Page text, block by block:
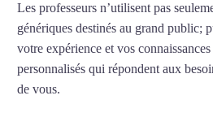
Les professeurs n’utilisent pas
génériques destinés au grand public;
votre expérience et vos
personnalisés qui répondent aux
de vous.